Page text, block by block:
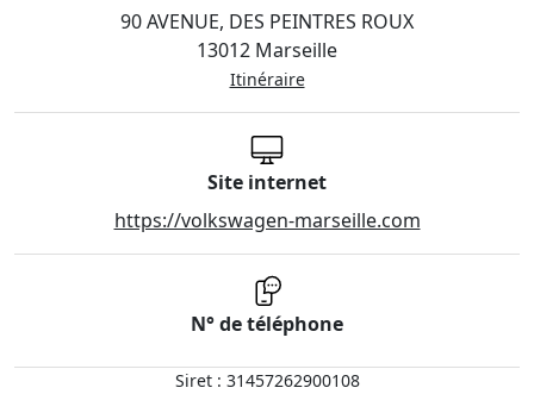
90 AVENUE, DES PEINTRES ROUX
13012 Marseille
Itinéraire
Site internet
https://volkswagen-marseille.com
N° de téléphone
Siret : 31457262900108